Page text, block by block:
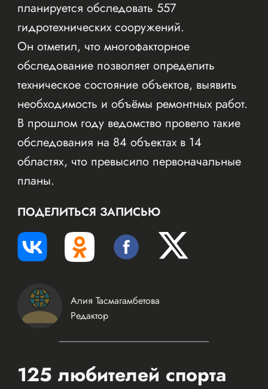
планируется обследовать 557
гидротехнических сооружений.
Он отметил, что многофакторное
обследование позволяет определить
техническое состояние объектов, выявить
необходимость и объёмы ремонтных работ.
В прошлом году ведомство провело такие
обследования на 84 объектах в 14
областях, что превысило первоначальные
планы.
ПОДЕЛИТЬСЯ ЗАПИСЬЮ
Алия Тасмагамбетова
Редактор
125 любителей спорта